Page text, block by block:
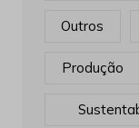
Outros
Produção